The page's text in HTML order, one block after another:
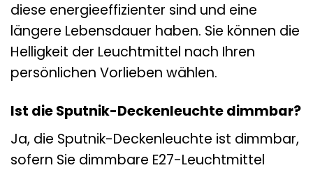
diese energieeffizienter sind und eine
längere Lebensdauer haben. Sie können die
Helligkeit der Leuchtmittel nach Ihren
persönlichen Vorlieben wählen.
Ist die Sputnik-Deckenleuchte dimmbar?
Ja, die Sputnik-Deckenleuchte ist dimmbar,
sofern Sie dimmbare E27-Leuchtmittel